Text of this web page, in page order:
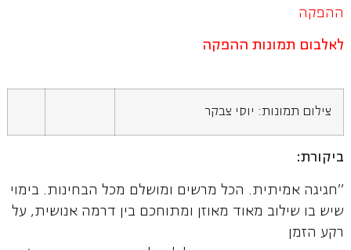
ההפקה
לאלבום תמונות ההפקה
צילום תמונות: יוסי צבקר
ביקורת:
"חגיגה אמיתית. הכל מרשים ומושלם מכל הבחינות. בימוי
שיש בו שילוב מאוד מאוזן ומתוחכם בין דרמה אנושית, על
רקע הזמן